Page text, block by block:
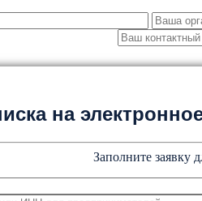
на
Заполните заявку